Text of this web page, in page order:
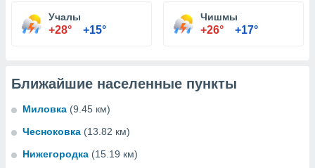
Учалы
+28° +15°
Чишмы
+26° +17°
Ближайшие населенные пункты
Миловка (9.45 км)
Чесноковка (13.82 км)
Нижегородка (15.19 км)